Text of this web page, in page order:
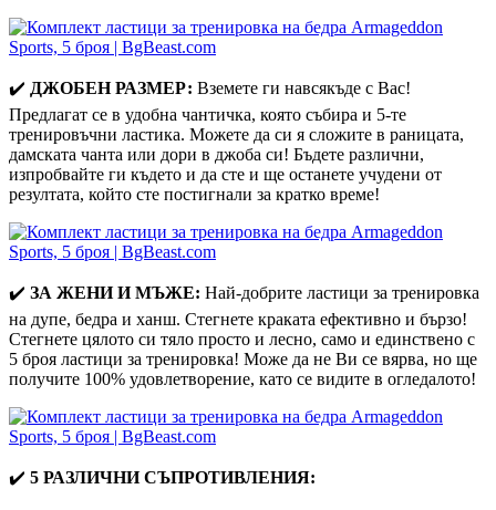
✔️ ДЖОБЕН РАЗМЕР: Вземете ги навсякъде с Вас!
Предлагат се в удобна чантичка, която събира и 5-те
тренировъчни ластика. Можете да си я сложите в раницата,
дамската чанта или дори в джоба си! Бъдете различни,
изпробвайте ги където и да сте и ще останете учудени от
резултата, който сте постигнали за кратко време!
✔️ ЗА ЖЕНИ И МЪЖЕ: Най-добрите ластици за тренировка
на дупе, бедра и ханш. Стегнете краката ефективно и бързо!
Стегнете цялото си тяло просто и лесно, само и единствено с
5 броя ластици за тренировка! Може да не Ви се вярва, но ще
получите 100% удовлетворение, като се видите в огледалото!
✔️ 5 РАЗЛИЧНИ СЪПРОТИВЛЕНИЯ: